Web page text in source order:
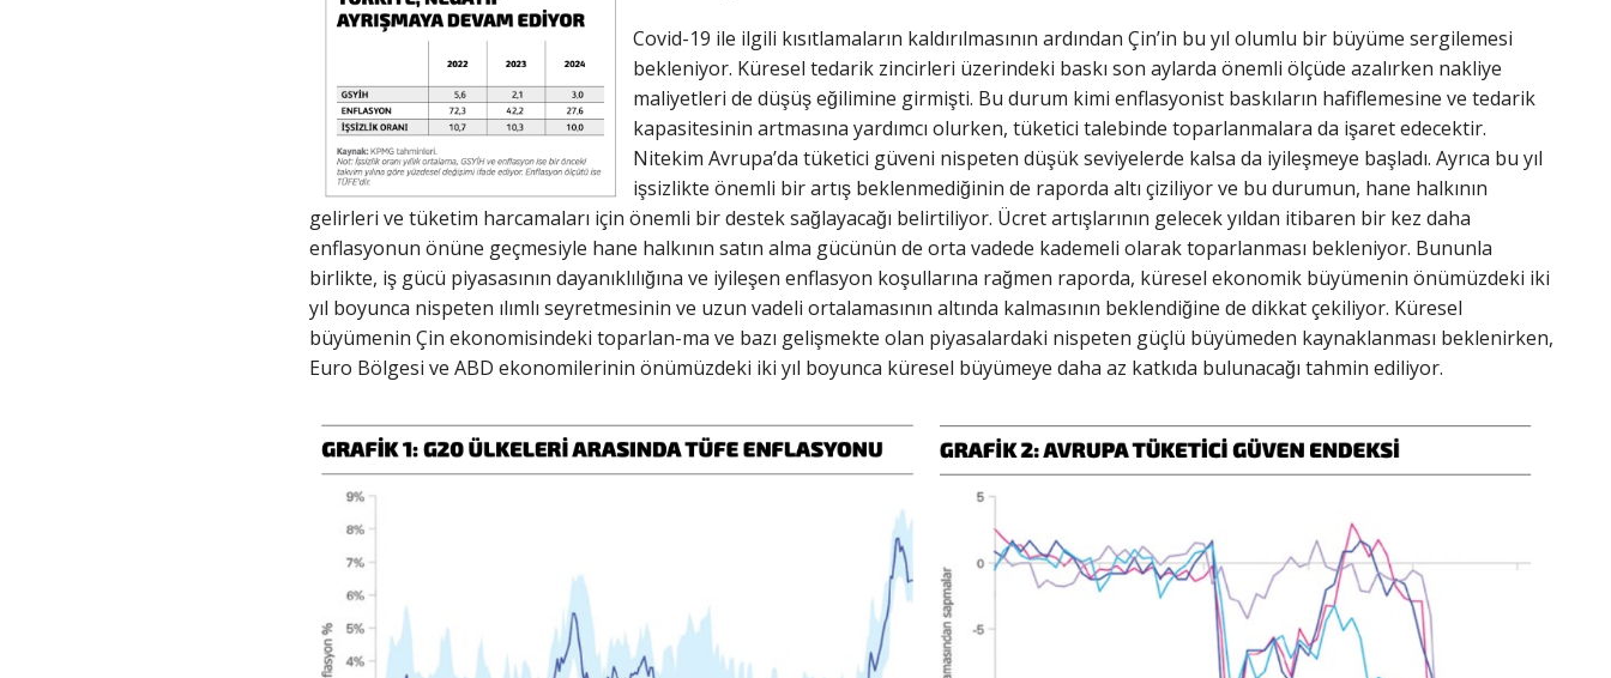
Covid-19 ile ilgili kısıtlamaların kaldırılmasının ardından Çin’in bu yıl olumlu bir büyüme sergilemesi
bekleniyor. Küresel tedarik zincirleri üzerindeki baskı son aylarda önemli ölçüde azalırken nakliye
maliyetleri de düşüş eğilimine girmişti. Bu durum kimi enflasyonist baskıların hafiflemesine ve tedarik
kapasitesinin artmasına yardımcı olurken, tüketici talebinde toparlanmalara da işaret edecektir.
Nitekim Avrupa’da tüketici güveni nispeten düşük seviyelerde kalsa da iyileşmeye başladı. Ayrıca bu yıl
işsizlikte önemli bir artış beklenmediğinin de raporda altı çiziliyor ve bu durumun, hane halkının
gelirleri ve tüketim harcamaları için önemli bir destek sağlayacağı belirtiliyor. Ücret artışlarının gelecek yıldan itibaren bir kez daha
enflasyonun önüne geçmesiyle hane halkının satın alma gücünün de orta vadede kademeli olarak toparlanması bekleniyor. Bununla
birlikte, iş gücü piyasasının dayanıklılığına ve iyileşen enflasyon koşullarına rağmen raporda, küresel ekonomik büyümenin önümüzdeki iki
yıl boyunca nispeten ılımlı seyretmesinin ve uzun vadeli ortalamasının altında kalmasının beklendiğine de dikkat çekiliyor. Küresel
büyümenin Çin ekonomisindeki toparlan-ma ve bazı gelişmekte olan piyasalardaki nispeten güçlü büyümeden kaynaklanması beklenirken,
Euro Bölgesi ve ABD ekonomilerinin önümüzdeki iki yıl boyunca küresel büyümeye daha az katkıda bulunacağı tahmin ediliyor.